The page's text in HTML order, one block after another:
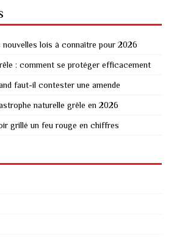
nouvelles lois à connaître pour 2026
: comment se protéger efficacement
faut-il contester une amende
naturelle grêle en 2026
grillé un feu rouge en chiffres